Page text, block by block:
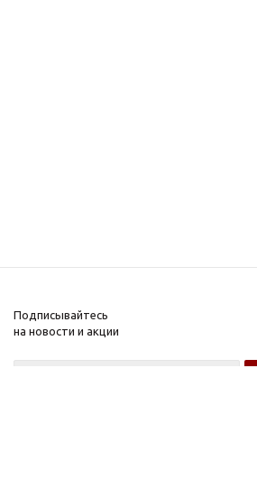
Подписывайтесь
на новости и акции